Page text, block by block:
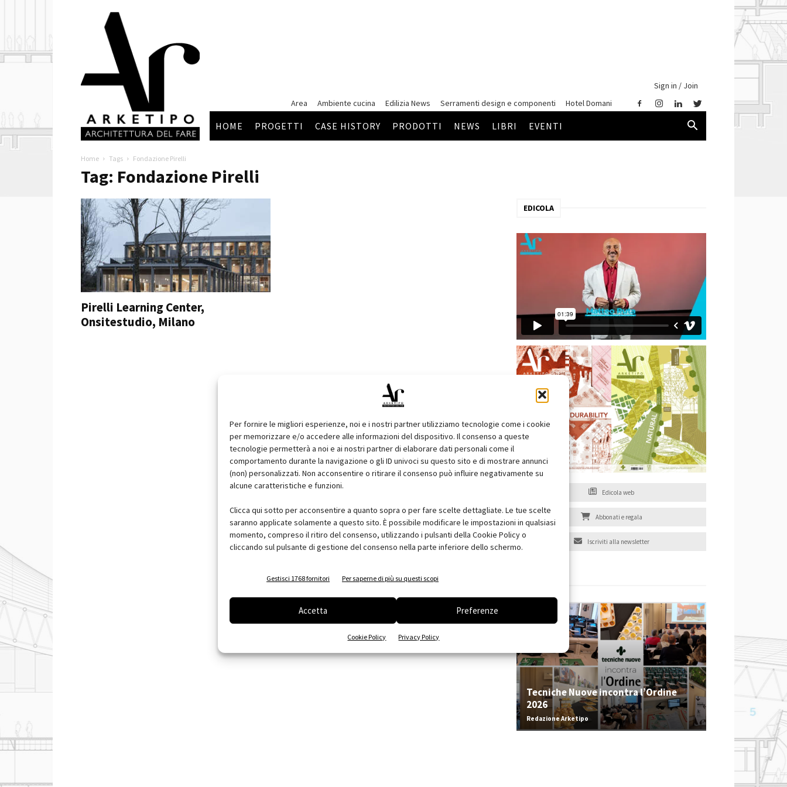
Per fornire le migliori esperienze, noi e i nostri partner utilizziamo tecnologie come i cookie
per memorizzare e/o accedere alle informazioni del dispositivo. Il consenso a queste
tecnologie permetterà a noi e ai nostri partner di elaborare dati personali come il
comportamento durante la navigazione o gli ID univoci su questo sito e di mostrare annunci
(non) personalizzati. Non acconsentire o ritirare il consenso può influire negativamente su
alcune caratteristiche e funzioni.
Clicca qui sotto per acconsentire a quanto sopra o per fare scelte dettagliate. Le tue scelte
saranno applicate solamente a questo sito. È possibile modificare le impostazioni in qualsiasi
momento, compreso il ritiro del consenso, utilizzando i pulsanti della Cookie Policy o
cliccando sul pulsante di gestione del consenso nella parte inferiore dello schermo.
Gestisci 1768 fornitori Per saperne di più su questi scopi
Accetta Preferenze
Cookie Policy Privacy Policy
Arketipo
Sign in / Join
Area
Ambiente cucina Edilizia News Serramenti design e componenti Hotel Domani
HOME PROGETTI CASE HISTORY PRODOTTI NEWS LIBRI EVENTI
Home Tags Fondazione Pirelli
Tag: Fondazione Pirelli
Pirelli Learning Center,
Onsitestudio, Milano
EDICOLA
Edicola web
Abbonati e regala
Iscriviti alla newsletter
Tecniche Nuove incontra l’Ordine
2026
Redazione Arketipo